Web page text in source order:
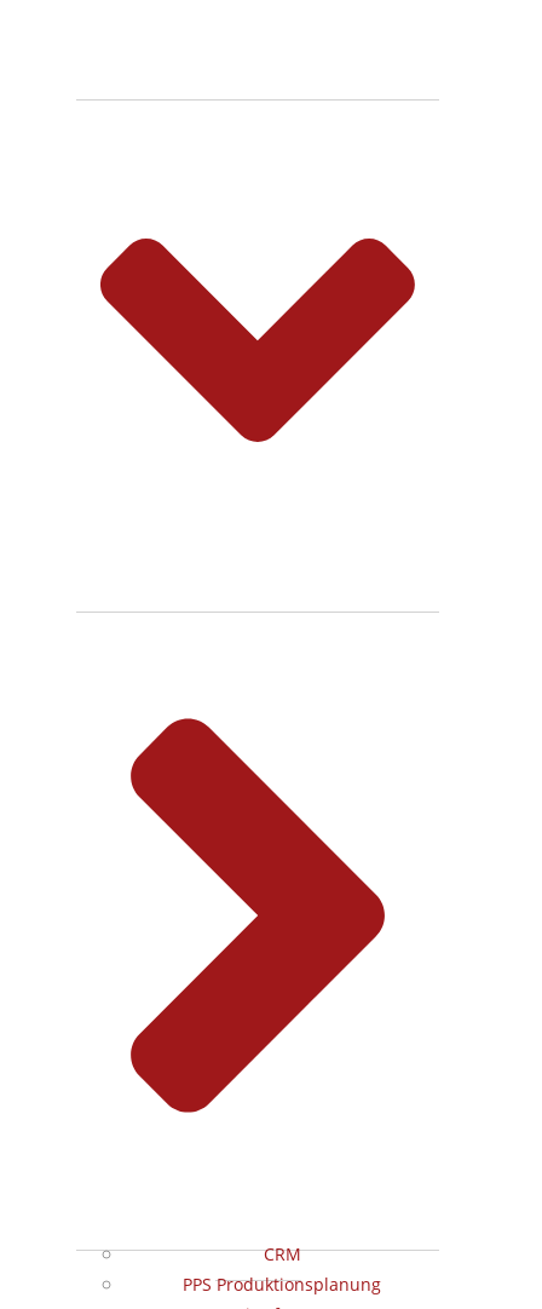
CRM
PPS Produktionsplanung